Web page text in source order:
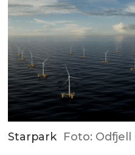
Starpark Foto: